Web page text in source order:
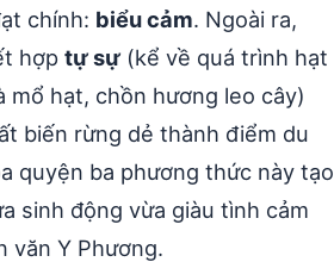
chính: biểu cảm. Ngoài ra,
hợp tự sự (kể về quá trình hạt
mổ hạt, chồn hương leo cây)
biến rừng dẻ thành điểm du
quyện ba phương thức này tạo
sinh động vừa giàu tình cảm
Y Phương.